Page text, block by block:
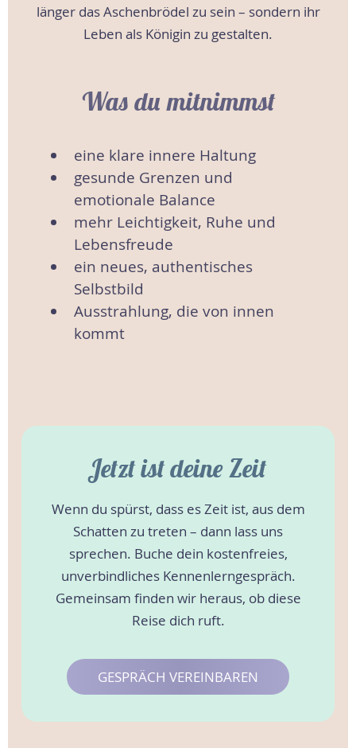
länger das Aschenbrödel zu sein – sondern ihr
Leben als Königin zu gestalten.
Was du mitnimmst
eine klare innere Haltung
gesunde Grenzen und
emotionale Balance
mehr Leichtigkeit, Ruhe und
Lebensfreude
ein neues, authentisches
Selbstbild
Ausstrahlung, die von innen
kommt
Jetzt ist deine Zeit
Wenn du spürst, dass es Zeit ist, aus dem
Schatten zu treten – dann lass uns
sprechen. Buche dein kostenfreies,
unverbindliches Kennenlerngespräch.
Gemeinsam finden wir heraus, ob diese
Reise dich ruft.
GESPRÄCH VEREINBAREN